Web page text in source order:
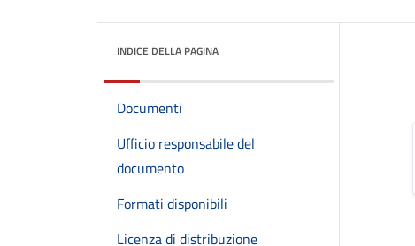
INDICE DELLA PAGINA
Documenti
Ufficio responsabile del
documento
Formati disponibili
Licenza di distribuzione